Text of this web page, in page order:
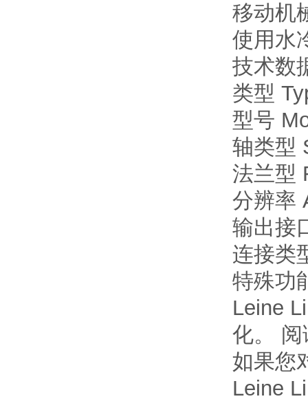
移动机
使用水
技术数
类型
型号
轴类型
法兰型
分辨率
输出接
连接类
特殊功
Leine
化。 阅
如果您
Leine